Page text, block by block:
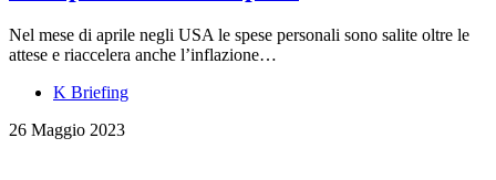
Nel mese di aprile negli USA le spese personali sono salite oltre le
attese e riaccelera anche l’inflazione…
K Briefing
26 Maggio 2023